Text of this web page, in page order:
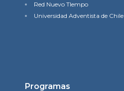
Red Nuevo TIempo
Universidad Adventista de Chile
Programas